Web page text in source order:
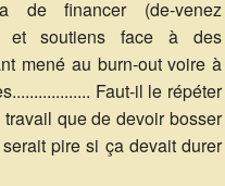
de financer (de-venez
et soutiens face à des
mené au burn-out voire à
Faut-il le répéter
que de devoir bosser
pire si ça devait durer